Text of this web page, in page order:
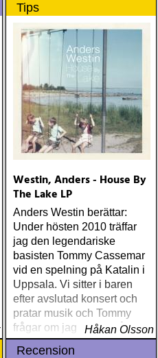
Tips
Westin, Anders - House By
The Lake LP
Anders Westin berättar:
Under hösten 2010 träffar
jag den legendariske
basisten Tommy Cassemar
vid en spelning på Katalin i
Uppsala. Vi sitter i baren
efter avslutad konsert och
pratar musik och Tommy
frågar om jag spelar något
instrument
Håkan Olsson
Recension